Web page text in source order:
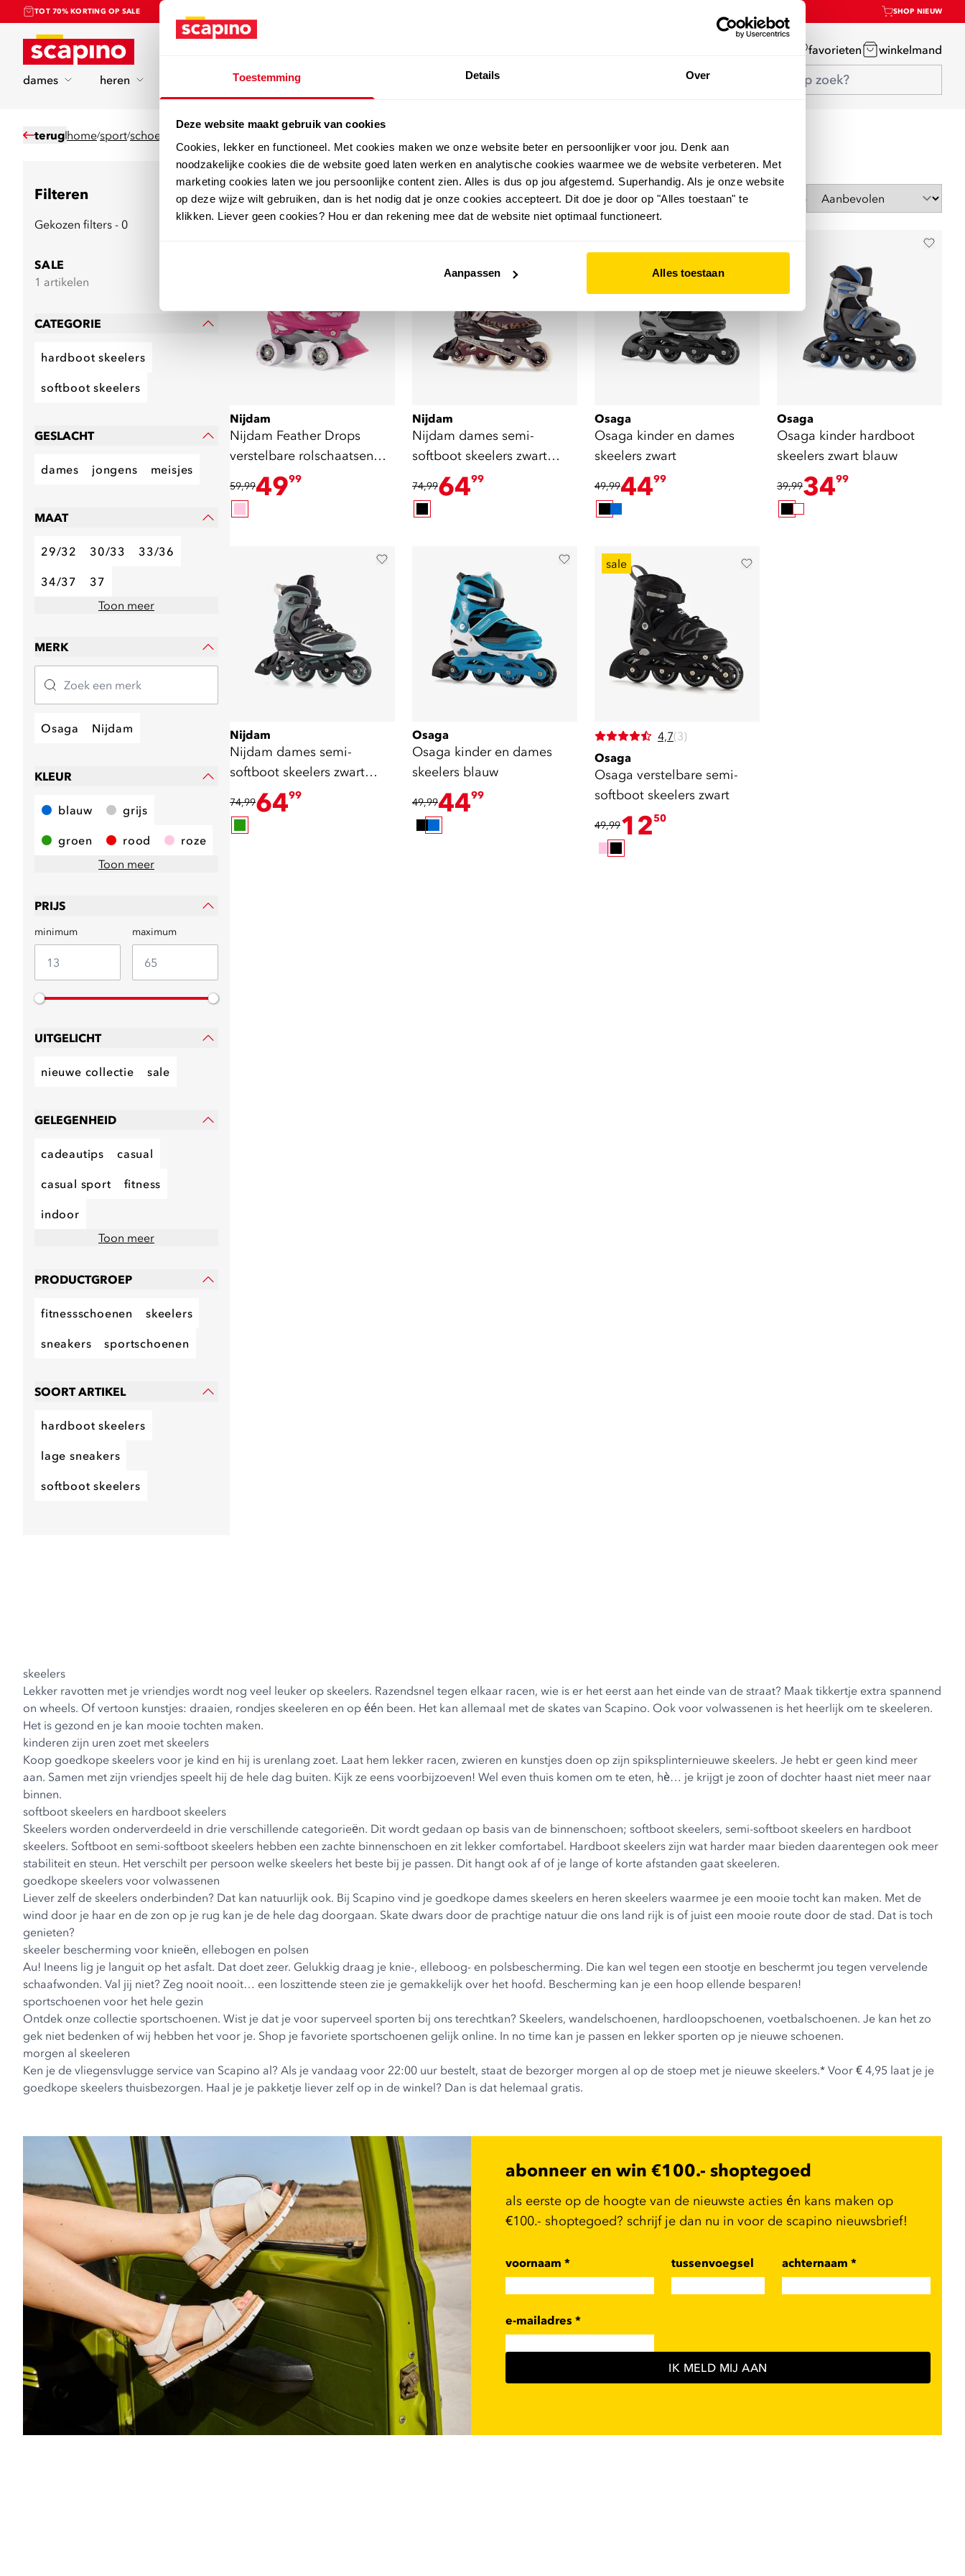
Toestemming Details Over
Deze website maakt gebruik van cookies
Cookies, lekker en functioneel. Met cookies maken we onze website beter en persoonlijker voor jou. Denk aan
noodzakelijke cookies die de website goed laten werken en analytische cookies waarmee we de website verbeteren. Met
marketing cookies laten we jou persoonlijke content zien. Alles is dus op jou afgestemd. Superhandig. Als je onze website
op deze wijze wilt gebruiken, dan is het nodig dat je onze cookies accepteert. Dit doe je door op "Alles toestaan" te
klikken. Liever geen cookies? Hou er dan rekening mee dat de website niet optimaal functioneert.
Aanpassen Alles toestaan
TOT 70% KORTING OP SALE SHOP NIEUW
Home favorieten winkelmand
dames heren sport merken
terug home/sport/schoenen
Filteren
Gekozen filters - 0
SALE
1 artikelen
CATEGORIE
hardboot skeelers
softboot skeelers
GESLACHT
dames jongens meisjes
MAAT
29/32 30/33 33/36
34/37
37
Toon meer
MERK
Osaga Nijdam
KLEUR
blauw grijs
groen rood
roze
Toon meer
PRIJS
minimum maximum
UITGELICHT
nieuwe collectie sale
GELEGENHEID
cadeautips casual
casual sport fitness
indoor
Toon meer
PRODUCTGROEP
fitnessschoenen skeelers
sneakers sportschoenen
SOORT ARTIKEL
hardboot skeelers
lage sneakers
softboot skeelers
7 producten Sorteer op
Nijdam
Nijdam Feather Drops
verstelbare rolschaatsen
59,994999
Nijdam
Nijdam dames semi-
softboot skeelers zwart
74,996499
Osaga
Osaga kinder en dames
skeelers zwart
49,994499
Osaga
Osaga kinder hardboot
skeelers zwart blauw
39,993499
Nijdam
Nijdam dames semi-
softboot skeelers zwart
groen
74,996499
Osaga
Osaga kinder en dames
skeelers blauw
49,994499
sale
4,7(3)
Osaga
Osaga verstelbare semi-
softboot skeelers zwart
49,991250
skeelers
Lekker ravotten met je vriendjes wordt nog veel leuker op skeelers. Razendsnel tegen elkaar racen, wie is er het eerst aan het einde van de straat? Maak tikkertje extra spannend
on wheels. Of vertoon kunstjes: draaien, rondjes skeeleren en op één been. Het kan allemaal met de skates van Scapino. Ook voor volwassenen is het heerlijk om te skeeleren.
Het is gezond en je kan mooie tochten maken.
kinderen zijn uren zoet met skeelers
Koop goedkope skeelers voor je kind en hij is urenlang zoet. Laat hem lekker racen, zwieren en kunstjes doen op zijn spiksplinternieuwe skeelers. Je hebt er geen kind meer
aan. Samen met zijn vriendjes speelt hij de hele dag buiten. Kijk ze eens voorbijzoeven! Wel even thuis komen om te eten, hè… je krijgt je zoon of dochter haast niet meer naar
binnen.
softboot skeelers en hardboot skeelers
Skeelers worden onderverdeeld in drie verschillende categorieën. Dit wordt gedaan op basis van de binnenschoen; softboot skeelers, semi-softboot skeelers en hardboot
skeelers. Softboot en semi-softboot skeelers hebben een zachte binnenschoen en zit lekker comfortabel. Hardboot skeelers zijn wat harder maar bieden daarentegen ook meer
stabiliteit en steun. Het verschilt per persoon welke skeelers het beste bij je passen. Dit hangt ook af of je lange of korte afstanden gaat skeeleren.
goedkope skeelers voor volwassenen
Liever zelf de skeelers onderbinden? Dat kan natuurlijk ook. Bij Scapino vind je goedkope dames skeelers en heren skeelers waarmee je een mooie tocht kan maken. Met de
wind door je haar en de zon op je rug kan je de hele dag doorgaan. Skate dwars door de prachtige natuur die ons land rijk is of juist een mooie route door de stad. Dat is toch
genieten?
skeeler bescherming voor knieën, ellebogen en polsen
Au! Ineens lig je languit op het asfalt. Dat doet zeer. Gelukkig draag je knie-, elleboog- en polsbescherming. Die kan wel tegen een stootje en beschermt jou tegen vervelende
schaafwonden. Val jij niet? Zeg nooit nooit… een loszittende steen zie je gemakkelijk over het hoofd. Bescherming kan je een hoop ellende besparen!
sportschoenen voor het hele gezin
Ontdek onze collectie sportschoenen. Wist je dat je voor superveel sporten bij ons terechtkan? Skeelers, wandelschoenen, hardloopschoenen, voetbalschoenen. Je kan het zo
gek niet bedenken of wij hebben het voor je. Shop je favoriete sportschoenen gelijk online. In no time kan je passen en lekker sporten op je nieuwe schoenen.
morgen al skeeleren
Ken je de vliegensvlugge service van Scapino al? Als je vandaag voor 22:00 uur bestelt, staat de bezorger morgen al op de stoep met je nieuwe skeelers.* Voor € 4,95 laat je je
goedkope skeelers thuisbezorgen. Haal je je pakketje liever zelf op in de winkel? Dan is dat helemaal gratis.
abonneer en win €100.- shoptegoed
als eerste op de hoogte van de nieuwste acties én kans maken op
€100.- shoptegoed? schrijf je dan nu in voor de scapino nieuwsbrief!
voornaam * tussenvoegsel achternaam*
e-mailadres *
IK MELD MIJ AAN